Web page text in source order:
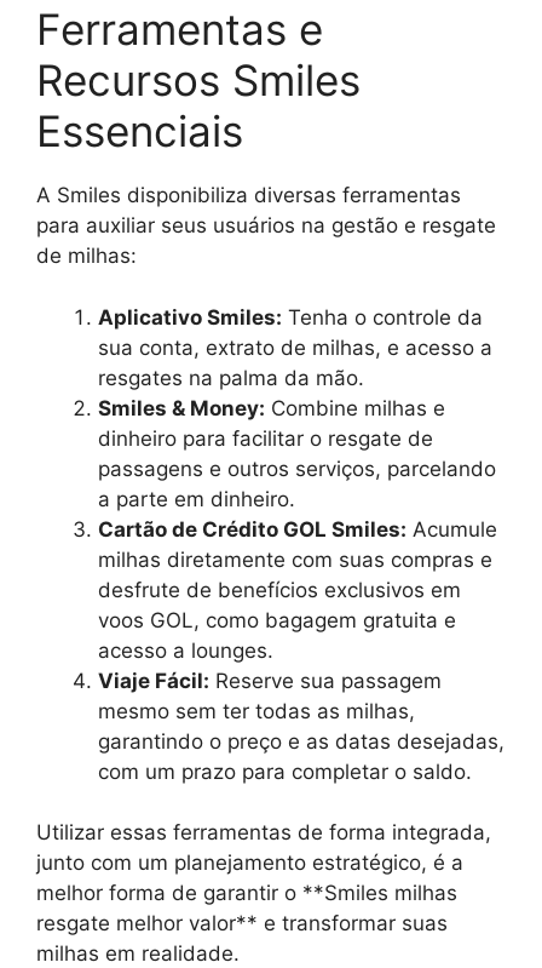
Ferramentas e
Recursos Smiles
Essenciais
A Smiles disponibiliza diversas ferramentas
para auxiliar seus usuários na gestão e resgate
de milhas:
Aplicativo Smiles: Tenha o controle da
sua conta, extrato de milhas, e acesso a
resgates na palma da mão.
Smiles & Money: Combine milhas e
dinheiro para facilitar o resgate de
passagens e outros serviços, parcelando
a parte em dinheiro.
Cartão de Crédito GOL Smiles: Acumule
milhas diretamente com suas compras e
desfrute de benefícios exclusivos em
voos GOL, como bagagem gratuita e
acesso a lounges.
Viaje Fácil: Reserve sua passagem
mesmo sem ter todas as milhas,
garantindo o preço e as datas desejadas,
com um prazo para completar o saldo.
Utilizar essas ferramentas de forma integrada,
junto com um planejamento estratégico, é a
melhor forma de garantir o **Smiles milhas
resgate melhor valor** e transformar suas
milhas em realidade.